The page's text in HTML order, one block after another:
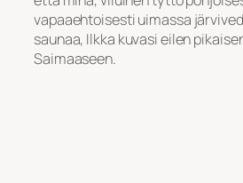
vapaaehtoisesti uimassa
saunaa, Ilkka kuvasi eilen
Saimaaseen.